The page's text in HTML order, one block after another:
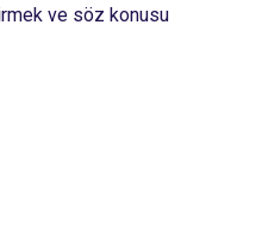
ve söz konusu